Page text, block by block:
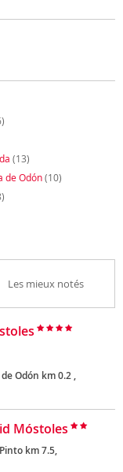
(13)
de Odón(10)
Les mieux notés
Odón km 0.2 ,
Móstoles
km 7.5,